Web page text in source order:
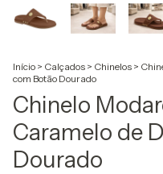
Início > Calçados > Chinelos >
com Botão Dourado
Chinelo
Caramelo de
Dourado